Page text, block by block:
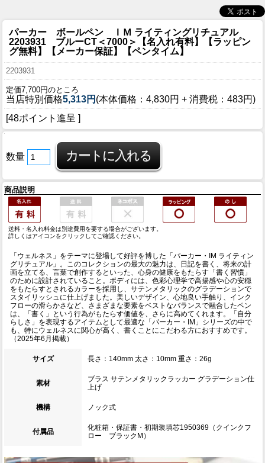
パーカー ボールペン ＩＭ ライティングリチュアル
2203931 ブルーCT＜7000＞【名入れ有料】【ラッピン
グ無料】【メーカー保証】【ペンタイム】
2203931
定価7,700円のところ
当店特別価格5,313円 (本体価格：4,830円 + 消費税：483円)
[48ポイント進呈 ]
数量
商品説明
送料・名入れ料金は別途費用を要する場合がございます。
詳しくはアイコンをクリックしてご確認ください。
「ウェルネス」をテーマに登場して好評を博した「パーカー・IM ライティン
グリチュアル」。このコレクションの最大の魅力は、日記を書く、将来の計
画を立てる、言葉で創作するといった、心身の健康をもたらす「書く習慣」
のために設計されていること。ボディには、色彩心理学で高揚感や心の安穏
をもたらすとされるカラーを採用し、サテンメタリックのグラデーションで
スタイリッシュに仕上げました。美しいデザイン、心地良い手触り、インク
フローの滑らかさなど、さまざまな要素をベストなバランスで融合したペン
は、「書く」という行為がもたらす価値を、さらに高めてくれます。「自分
らしさ」を表現するアイテムとして最適な「パーカー・IM」シリーズの中で
も、特にウェルネスに関心が高く、書くことにこだわる方におすすめです。
（2025年6月掲載）
サイズ 長さ：140mm 太さ：10mm 重さ：26g
素材
ブラス サテンメタリックラッカー グラデーション仕
上げ
機構 ノック式
付属品
化粧箱・保証書・初期装填芯1950369（クインクフ
ロー ブラックM）